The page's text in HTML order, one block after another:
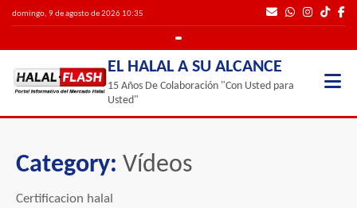
domingo, 9 de agosto de 2026 10:35
EL HALAL A SU ALCANCE
15 Años De Colaboración "Con Usted para
Usted"
Category: Vídeos
Certificacion halal